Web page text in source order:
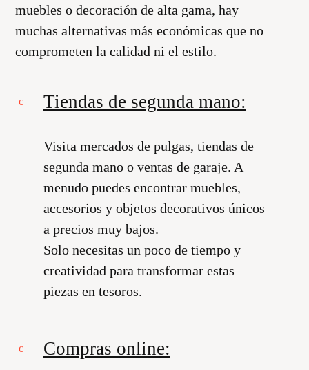
muebles o decoración de alta gama, hay
muchas alternativas más económicas que no
comprometen la calidad ni el estilo.
Tiendas de segunda mano:
Visita mercados de pulgas, tiendas de
segunda mano o ventas de garaje. A
menudo puedes encontrar muebles,
accesorios y objetos decorativos únicos
a precios muy bajos.
Solo necesitas un poco de tiempo y
creatividad para transformar estas
piezas en tesoros.
Compras online: